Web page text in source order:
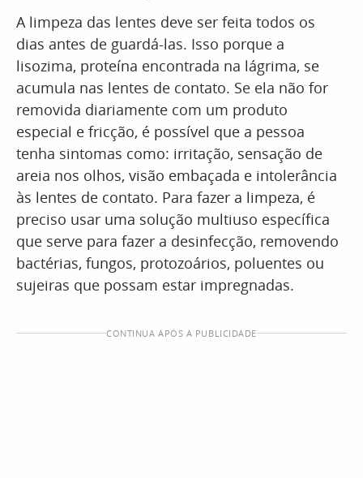
A limpeza das lentes deve ser feita todos os
dias antes de guardá-las. Isso porque a
lisozima, proteína encontrada na lágrima, se
acumula nas lentes de contato. Se ela não for
removida diariamente com um produto
especial e fricção, é possível que a pessoa
tenha sintomas como: irritação, sensação de
areia nos olhos, visão embaçada e intolerância
às lentes de contato. Para fazer a limpeza, é
preciso usar uma solução multiuso específica
que serve para fazer a desinfecção, removendo
bactérias, fungos, protozoários, poluentes ou
sujeiras que possam estar impregnadas.
CONTINUA APÓS A PUBLICIDADE